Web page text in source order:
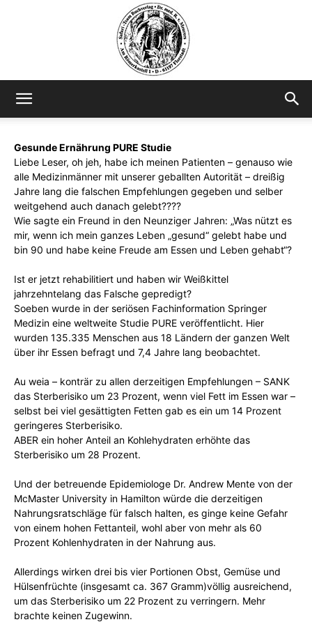
Gesunde Ernährung PURE Studie
Liebe Leser, oh jeh, habe ich meinen Patienten – genauso wie
alle Medizinmänner mit unserer geballten Autorität – dreißig
Jahre lang die falschen Empfehlungen gegeben und selber
weitgehend auch danach gelebt????
Wie sagte ein Freund in den Neunziger Jahren: „Was nützt es
mir, wenn ich mein ganzes Leben „gesund“ gelebt habe und
bin 90 und habe keine Freude am Essen und Leben gehabt“?
Ist er jetzt rehabilitiert und haben wir Weißkittel
jahrzehntelang das Falsche gepredigt?
Soeben wurde in der seriösen Fachinformation Springer
Medizin eine weltweite Studie PURE veröffentlicht. Hier
wurden 135.335 Menschen aus 18 Ländern der ganzen Welt
über ihr Essen befragt und 7,4 Jahre lang beobachtet.
Au weia – konträr zu allen derzeitigen Empfehlungen – SANK
das Sterberisiko um 23 Prozent, wenn viel Fett im Essen war –
selbst bei viel gesättigten Fetten gab es ein um 14 Prozent
geringeres Sterberisiko.
ABER ein hoher Anteil an Kohlehydraten erhöhte das
Sterberisiko um 28 Prozent.
Und der betreuende Epidemiologe Dr. Andrew Mente von der
McMaster University in Hamilton würde die derzeitigen
Nahrungsratschläge für falsch halten, es ginge keine Gefahr
von einem hohen Fettanteil, wohl aber von mehr als 60
Prozent Kohlenhydraten in der Nahrung aus.
Allerdings wirken drei bis vier Portionen Obst, Gemüse und
Hülsenfrüchte (insgesamt ca. 367 Gramm)völlig ausreichend,
um das Sterberisiko um 22 Prozent zu verringern. Mehr
brachte keinen Zugewinn.